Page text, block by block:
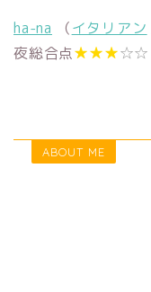
ha-na （イタリアン
夜総合点★★★☆☆
ABOUT ME